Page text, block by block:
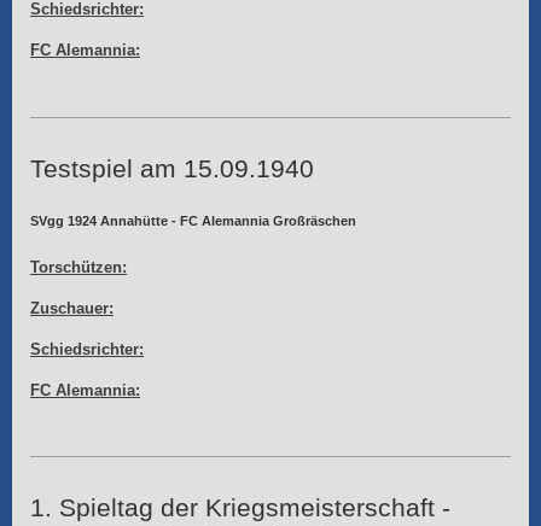
Schiedsrichter:
FC Alemannia:
Testspiel am 15.09.1940
SVgg 1924 Annahütte - FC Alemannia Großräschen
Torschützen:
Zuschauer:
Schiedsrichter:
FC Alemannia:
1. Spieltag der Kriegsmeisterschaft -